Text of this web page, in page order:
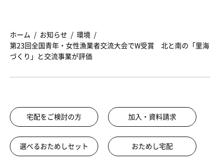
ホーム お知らせ
環境
第23回全国青年・女性漁業者交流大会でW受賞 北と南の「里海
づくり」と交流事業が評価
宅配をご検討の方 加入・資料請求
選べるおためしセット おためし宅配